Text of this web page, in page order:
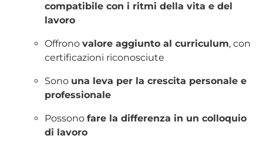
compatibile con i ritmi della vita e del
lavoro
Offrono valore aggiunto al curriculum, con
certificazioni riconosciute
Sono una leva per la crescita personale e
professionale
Possono fare la differenza in un colloquio
di lavoro